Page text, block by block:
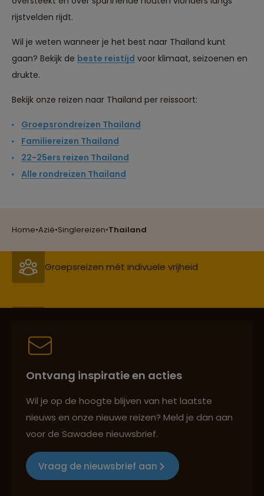
Home•Azië•Singlereizen•Thailand
rijstvelden rijdt.
Wil je weten wanneer je het best naar Thailand kunt
gaan? Bekijk de beste reistijd voor klimaat, seizoenen en
drukte.
Bekijk onze reizen naar Thailand per reissoort:
Groepsrondreizen Thailand
Familiereizen Thailand
22-25ers reizen Thailand
Alle rondreizen Thailand
Reizen met oog voor mens, cultuur en milieu
Best beoordeelde reisroutes
Groepsreizen mét indivuele vrijheid
Ontvang inspiratie en acties
Wil je op de hoogte blijven van het laatste
nieuws en onze nieuwe reizen? Meld je dan aan
voor de Sawadee nieuwsbrief.
Vraag de nieuwsbrief aan